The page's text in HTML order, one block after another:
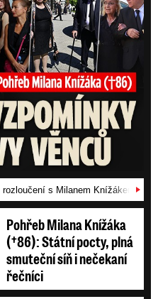
s Milanem Knížákem
Pohřeb Milana Knížáka
(†86): Státní pocty, plná
smuteční síň i nečekaní
řečníci